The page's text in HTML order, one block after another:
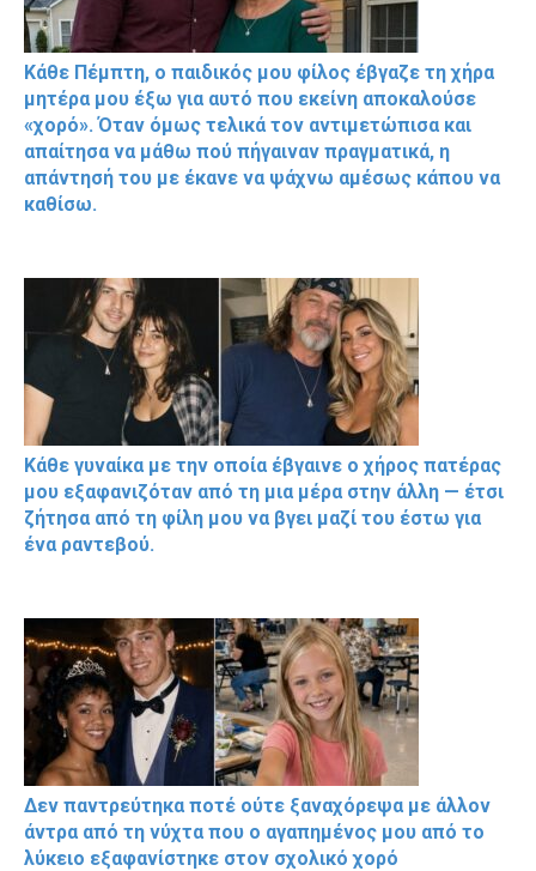
Κάθε Πέμπτη, ο παιδικός μου φίλος έβγαζε τη χήρα
μητέρα μου έξω για αυτό που εκείνη αποκαλούσε
«χορό». Όταν όμως τελικά τον αντιμετώπισα και
απαίτησα να μάθω πού πήγαιναν πραγματικά, η
απάντησή του με έκανε να ψάχνω αμέσως κάπου να
καθίσω.
Κάθε γυναίκα με την οποία έβγαινε ο χήρος πατέρας
μου εξαφανιζόταν από τη μια μέρα στην άλλη — έτσι
ζήτησα από τη φίλη μου να βγει μαζί του έστω για
ένα ραντεβού.
Δεν παντρεύτηκα ποτέ ούτε ξαναχόρεψα με άλλον
άντρα από τη νύχτα που ο αγαπημένος μου από το
λύκειο εξαφανίστηκε στον σχολικό χορό